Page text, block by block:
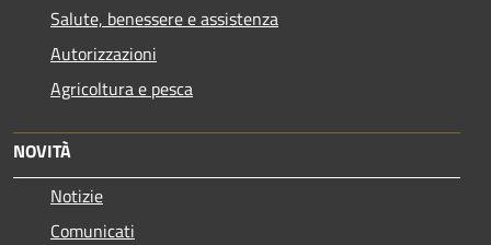
Salute, benessere e assistenza
Autorizzazioni
Agricoltura e pesca
NOVITÀ
Notizie
Comunicati